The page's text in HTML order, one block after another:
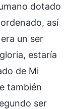
dotado
así
un ser
estaría
de Mi
también
ser